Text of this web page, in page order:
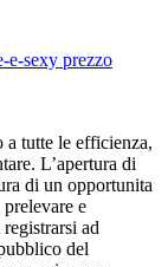
e-sexy prezzo
a tutte le efficienza,
L’apertura di
di un opportunita
e
ad
del